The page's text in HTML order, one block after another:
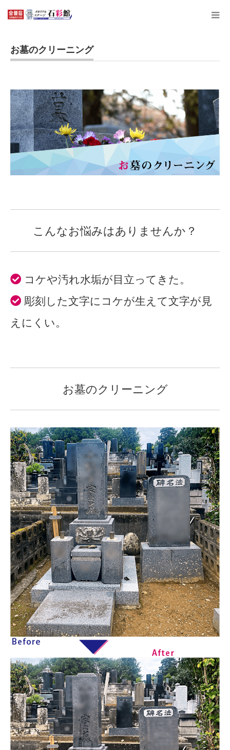
お墓のクリーニング
こんなお悩みはありませんか？
コケや汚れ水垢が目立ってきた。
彫刻した文字にコケが生えて文字が見
えにくい。
お墓のクリーニング